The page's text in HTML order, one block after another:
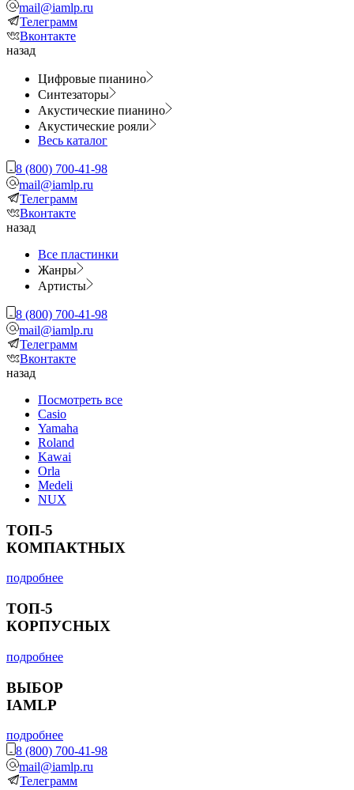
mail@iamlp.ru
Телеграмм
Вконтакте
назад
Цифровые пианино
Синтезаторы
Акустические пианино
Акустические рояли
Весь каталог
8 (800) 700-41-98
mail@iamlp.ru
Телеграмм
Вконтакте
назад
Все пластинки
Жанры
Артисты
8 (800) 700-41-98
mail@iamlp.ru
Телеграмм
Вконтакте
назад
Посмотреть все
Casio
Yamaha
Roland
Kawai
Orla
Medeli
NUX
ТОП-5
КОМПАКТНЫХ
подробнее
ТОП-5
КОРПУСНЫХ
подробнее
ВЫБОР
IAMLP
подробнее
8 (800) 700-41-98
mail@iamlp.ru
Телеграмм